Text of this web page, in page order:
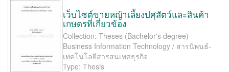
เว็บไซต์ขายหญ้าเลี้ยงปศุสัตว์และสินค้า
เกษตรที่เกี่ยวข้อง
Collection: Theses (Bachelor's degree) -
Business Information Technology / สารนิพนธ์-
เทคโนโลยีสารสนเทศธุรกิจ
Type: Thesis